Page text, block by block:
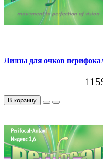
Линзы для очков
В корзину